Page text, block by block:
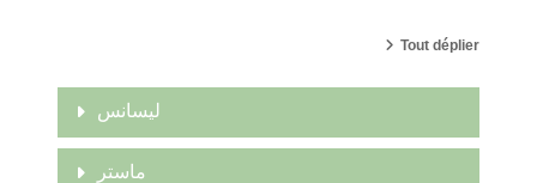
Tout déplier
ليسانس
ماستر